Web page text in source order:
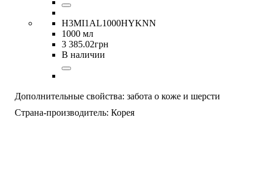
H3MI1AL1000HYKNN
1000 мл
3 385.02грн
В наличии
Дополнительные свойства: забота о коже и шерсти
Страна-производитель: Корея